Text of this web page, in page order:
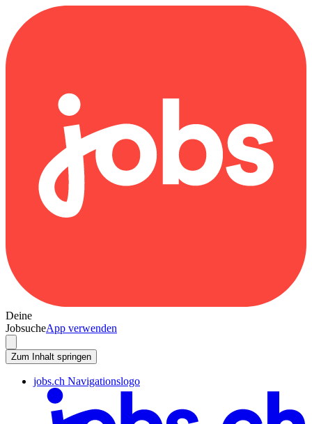
Deine
JobsucheApp verwenden
Zum Inhalt springen
jobs.ch Navigationslogo